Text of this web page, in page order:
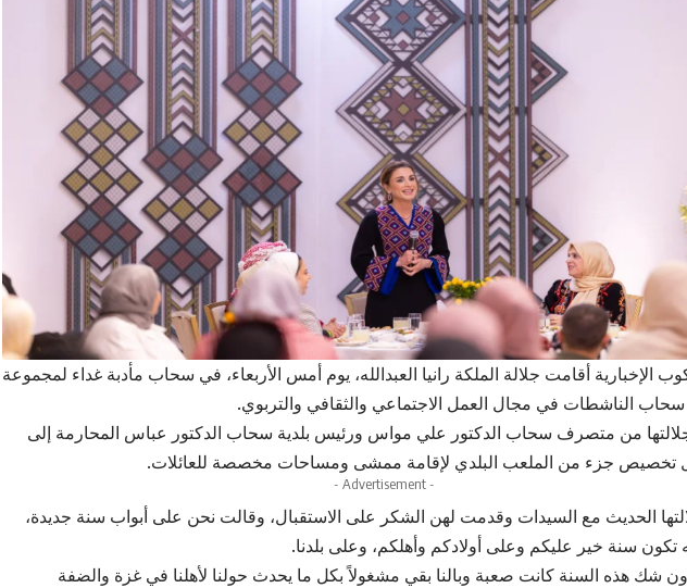
الإخبارية أقامت جلالة الملكة رانيا العبدالله، يوم أمس الأربعاء، في سحاب مأدبة غداء لمجموعة
الناشطات في مجال العمل الاجتماعي والثقافي والتربوي.
من متصرف سحاب الدكتور علي مواس ورئيس بلدية سحاب الدكتور عباس المحارمة إلى
جزء من الملعب البلدي لإقامة ممشى ومساحات مخصصة للعائلات.
- Advertisement -
الحديث مع السيدات وقدمت لهن الشكر على الاستقبال، وقالت نحن على أبواب سنة جديدة،
تكون سنة خير عليكم وعلى أولادكم وأهلكم، وعلى بلدنا.
شك هذه السنة كانت صعبة وبالنا بقي مشغولاً بكل ما يحدث حولنا لأهلنا في غزة والضفة